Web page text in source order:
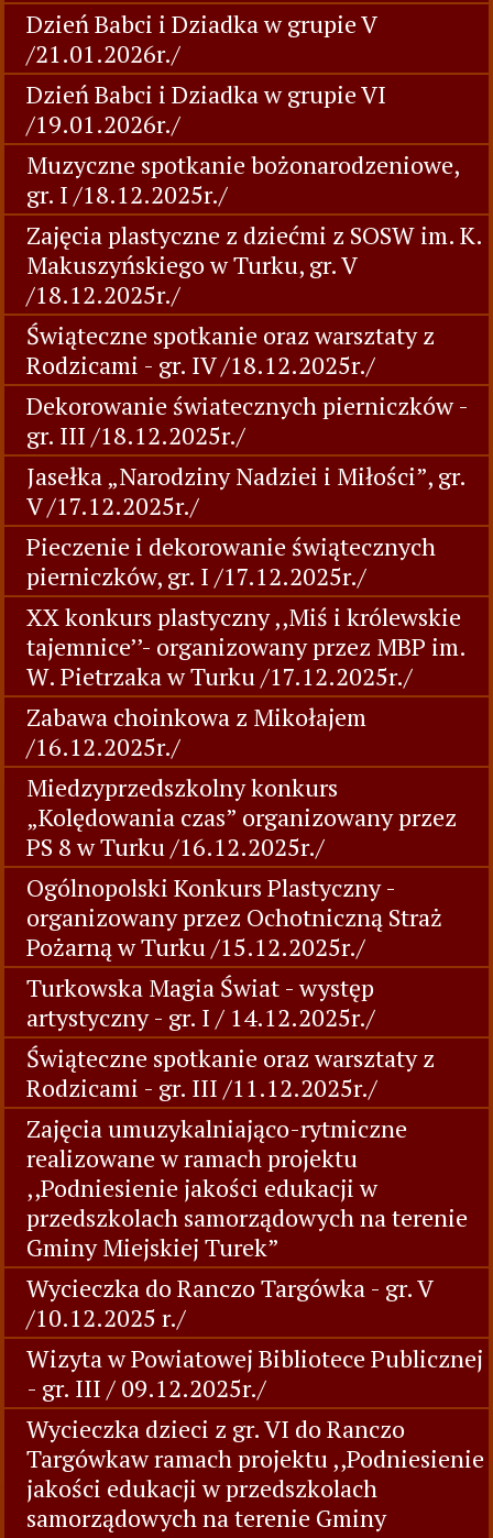
Dzień Babci i Dziadka w grupie V
/21.01.2026r./
Dzień Babci i Dziadka w grupie VI
/19.01.2026r./
Muzyczne spotkanie bożonarodzeniowe,
gr. I /18.12.2025r./
Zajęcia plastyczne z dziećmi z SOSW im. K.
Makuszyńskiego w Turku, gr. V
/18.12.2025r./
Świąteczne spotkanie oraz warsztaty z
Rodzicami - gr. IV /18.12.2025r./
Dekorowanie światecznych pierniczków -
gr. III /18.12.2025r./
Jasełka „Narodziny Nadziei i Miłości”, gr.
V /17.12.2025r./
Pieczenie i dekorowanie świątecznych
pierniczków, gr. I /17.12.2025r./
XX konkurs plastyczny ,,Miś i królewskie
tajemnice’’- organizowany przez MBP im.
W. Pietrzaka w Turku /17.12.2025r./
Zabawa choinkowa z Mikołajem
/16.12.2025r./
Miedzyprzedszkolny konkurs
„Kolędowania czas” organizowany przez
PS 8 w Turku /16.12.2025r./
Ogólnopolski Konkurs Plastyczny -
organizowany przez Ochotniczną Straż
Pożarną w Turku /15.12.2025r./
Turkowska Magia Świat - występ
artystyczny - gr. I / 14.12.2025r./
Świąteczne spotkanie oraz warsztaty z
Rodzicami - gr. III /11.12.2025r./
Zajęcia umuzykalniająco-rytmiczne
realizowane w ramach projektu
,,Podniesienie jakości edukacji w
przedszkolach samorządowych na terenie
Gminy Miejskiej Turek”
Wycieczka do Ranczo Targówka - gr. V
/10.12.2025 r./
Wizyta w Powiatowej Bibliotece Publicznej
- gr. III / 09.12.2025r./
Wycieczka dzieci z gr. VI do Ranczo
Targówkaw ramach projektu ,,Podniesienie
jakości edukacji w przedszkolach
samorządowych na terenie Gminy